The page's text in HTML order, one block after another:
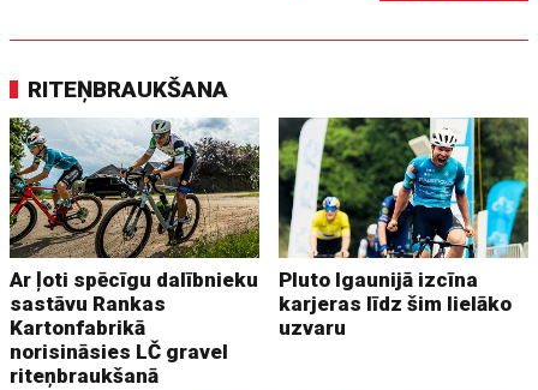
RITEŅBRAUKŠANA
Ar ļoti spēcīgu dalībnieku
sastāvu Rankas
Kartonfabrikā
norisināsies LČ gravel
riteņbraukšanā
Pluto Igaunijā izcīna
karjeras līdz šim lielāko
uzvaru